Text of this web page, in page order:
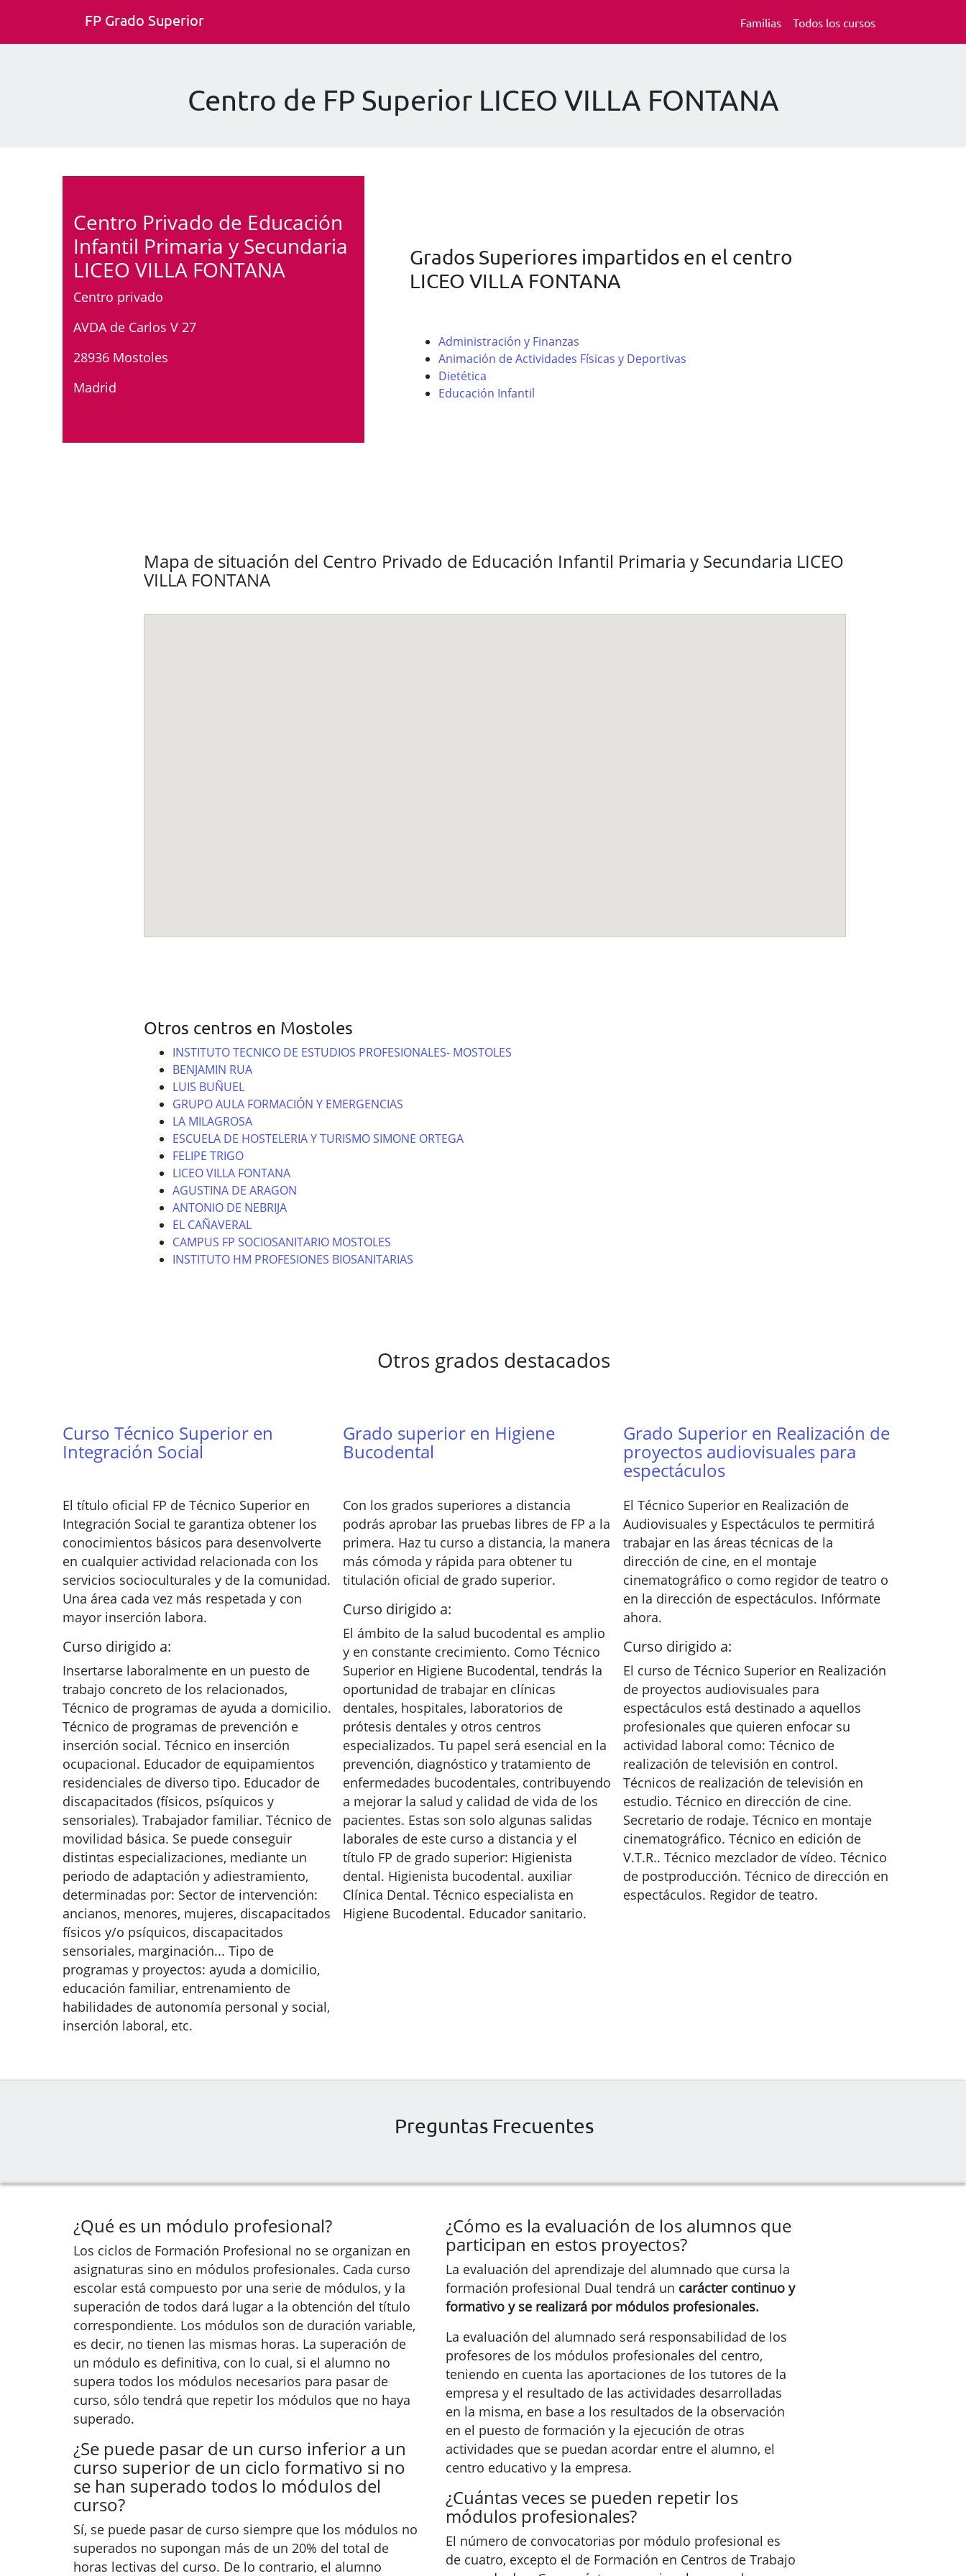
FP Grado Superior Familias Todos los cursos
Centro de FP Superior LICEO VILLA FONTANA
Centro Privado de Educación
Infantil Primaria y Secundaria
LICEO VILLA FONTANA
Centro privado
AVDA de Carlos V 27
28936 Mostoles
Madrid
Grados Superiores impartidos en el centro
LICEO VILLA FONTANA
Administración y Finanzas
Animación de Actividades Físicas y Deportivas
Dietética
Educación Infantil
Mapa de situación del Centro Privado de Educación Infantil Primaria y Secundaria LICEO
VILLA FONTANA
Otros centros en Mostoles
INSTITUTO TECNICO DE ESTUDIOS PROFESIONALES- MOSTOLES
BENJAMIN RUA
LUIS BUÑUEL
GRUPO AULA FORMACIÓN Y EMERGENCIAS
LA MILAGROSA
ESCUELA DE HOSTELERIA Y TURISMO SIMONE ORTEGA
FELIPE TRIGO
LICEO VILLA FONTANA
AGUSTINA DE ARAGON
ANTONIO DE NEBRIJA
EL CAÑAVERAL
CAMPUS FP SOCIOSANITARIO MOSTOLES
INSTITUTO HM PROFESIONES BIOSANITARIAS
Otros grados destacados
Curso Técnico Superior en
Integración Social
El título oficial FP de Técnico Superior en
Integración Social te garantiza obtener los
conocimientos básicos para desenvolverte
en cualquier actividad relacionada con los
servicios socioculturales y de la comunidad.
Una área cada vez más respetada y con
mayor inserción labora.
Curso dirigido a:
Insertarse laboralmente en un puesto de
trabajo concreto de los relacionados,
Técnico de programas de ayuda a domicilio.
Técnico de programas de prevención e
inserción social. Técnico en inserción
ocupacional. Educador de equipamientos
residenciales de diverso tipo. Educador de
discapacitados (físicos, psíquicos y
sensoriales). Trabajador familiar. Técnico de
movilidad básica. Se puede conseguir
distintas especializaciones, mediante un
periodo de adaptación y adiestramiento,
determinadas por: Sector de intervención:
ancianos, menores, mujeres, discapacitados
físicos y/o psíquicos, discapacitados
sensoriales, marginación... Tipo de
programas y proyectos: ayuda a domicilio,
educación familiar, entrenamiento de
habilidades de autonomía personal y social,
inserción laboral, etc.
Grado superior en Higiene
Bucodental
Con los grados superiores a distancia
podrás aprobar las pruebas libres de FP a la
primera. Haz tu curso a distancia, la manera
más cómoda y rápida para obtener tu
titulación oficial de grado superior.
Curso dirigido a:
El ámbito de la salud bucodental es amplio
y en constante crecimiento. Como Técnico
Superior en Higiene Bucodental, tendrás la
oportunidad de trabajar en clínicas
dentales, hospitales, laboratorios de
prótesis dentales y otros centros
especializados. Tu papel será esencial en la
prevención, diagnóstico y tratamiento de
enfermedades bucodentales, contribuyendo
a mejorar la salud y calidad de vida de los
pacientes. Estas son solo algunas salidas
laborales de este curso a distancia y el
título FP de grado superior: Higienista
dental. Higienista bucodental. auxiliar
Clínica Dental. Técnico especialista en
Higiene Bucodental. Educador sanitario.
Grado Superior en Realización de
proyectos audiovisuales para
espectáculos
El Técnico Superior en Realización de
Audiovisuales y Espectáculos te permitirá
trabajar en las áreas técnicas de la
dirección de cine, en el montaje
cinematográfico o como regidor de teatro o
en la dirección de espectáculos. Infórmate
ahora.
Curso dirigido a:
El curso de Técnico Superior en Realización
de proyectos audiovisuales para
espectáculos está destinado a aquellos
profesionales que quieren enfocar su
actividad laboral como: Técnico de
realización de televisión en control.
Técnicos de realización de televisión en
estudio. Técnico en dirección de cine.
Secretario de rodaje. Técnico en montaje
cinematográfico. Técnico en edición de
V.T.R.. Técnico mezclador de vídeo. Técnico
de postproducción. Técnico de dirección en
espectáculos. Regidor de teatro.
Preguntas Frecuentes
¿Qué es un módulo profesional?
Los ciclos de Formación Profesional no se organizan en
asignaturas sino en módulos profesionales. Cada curso
escolar está compuesto por una serie de módulos, y la
superación de todos dará lugar a la obtención del título
correspondiente. Los módulos son de duración variable,
es decir, no tienen las mismas horas. La superación de
un módulo es definitiva, con lo cual, si el alumno no
supera todos los módulos necesarios para pasar de
curso, sólo tendrá que repetir los módulos que no haya
superado.
¿Se puede pasar de un curso inferior a un
curso superior de un ciclo formativo si no
se han superado todos lo módulos del
curso?
Sí, se puede pasar de curso siempre que los módulos no
superados no supongan más de un 20% del total de
horas lectivas del curso. De lo contrario, el alumno
¿Cómo es la evaluación de los alumnos que
participan en estos proyectos?
La evaluación del aprendizaje del alumnado que cursa la
formación profesional Dual tendrá un carácter continuo y
formativo y se realizará por módulos profesionales.
La evaluación del alumnado será responsabilidad de los
profesores de los módulos profesionales del centro,
teniendo en cuenta las aportaciones de los tutores de la
empresa y el resultado de las actividades desarrolladas
en la misma, en base a los resultados de la observación
en el puesto de formación y la ejecución de otras
actividades que se puedan acordar entre el alumno, el
centro educativo y la empresa.
¿Cuántas veces se pueden repetir los
módulos profesionales?
El número de convocatorias por módulo profesional es
de cuatro, excepto el de Formación en Centros de Trabajo